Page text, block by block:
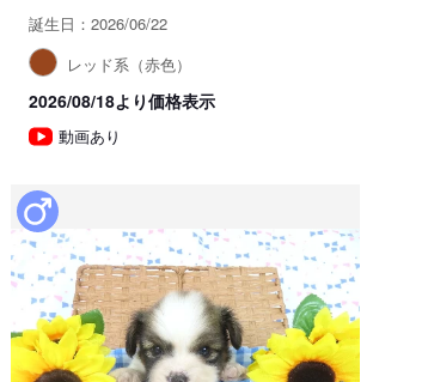
誕生日：2026/06/22
レッド系（赤色）
2026/08/18より価格表示
動画あり